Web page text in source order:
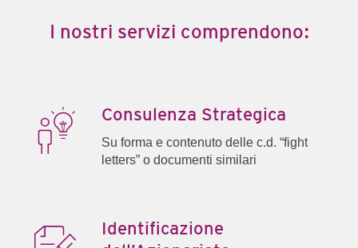
I nostri servizi comprendono:
Consulenza Strategica
Su forma e contenuto delle c.d. “fight
letters” o documenti similari
Identificazione